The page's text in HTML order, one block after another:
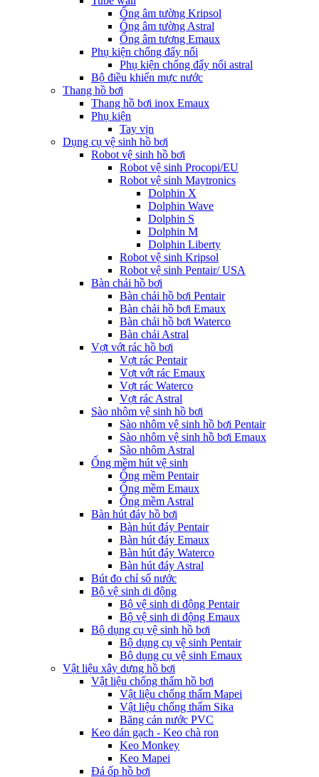
Ống âm tường Kripsol
Ống âm tường Astral
Ống âm tương Emaux
Phụ kiện chống đẩy nổi
Phụ kiện chống đẩy nổi astral
Bộ điều khiển mực nước
Thang hồ bơi
Thang hồ bơi inox Emaux
Phụ kiện
Tay vịn
Dụng cụ vệ sinh hồ bơi
Robot vệ sinh hồ bơi
Robot vệ sinh Procopi/EU
Robot vệ sinh Maytronics
Dolphin X
Dolphin Wave
Dolphin S
Dolphin M
Dolphin Liberty
Robot vệ sinh Kripsol
Robot vệ sinh Pentair/ USA
Bàn chải hồ bơi
Bàn chải hồ bơi Pentair
Bàn chải hồ bơi Emaux
Bàn chải hồ bơi Waterco
Bàn chải Astral
Vợt vớt rác hồ bơi
Vợt rác Pentair
Vợt vớt rác Emaux
Vợt rác Waterco
Vợt rác Astral
Sào nhôm vệ sinh hồ bơi
Sào nhôm vệ sinh hồ bơi Pentair
Sào nhôm vệ sinh hồ bơi Emaux
Sào nhôm Astral
Ống mềm hút vệ sinh
Ống mềm Pentair
Ống mềm Emaux
Ống mềm Astral
Bàn hút đáy hồ bơi
Bàn hút đáy Pentair
Bàn hút đáy Emaux
Bàn hút đáy Waterco
Bàn hút đáy Astral
Bút đo chỉ số nước
Bộ vệ sinh di động
Bộ vệ sinh di động Pentair
Bộ vệ sinh di động Emaux
Bộ dụng cụ vệ sinh hồ bơi
Bộ dụng cụ vệ sinh Pentair
Bộ dụng cụ vệ sinh Emaux
Vật liệu xây dựng hồ bơi
Vật liệu chống thấm hồ bơi
Vật liệu chống thấm Mapei
Vật liệu chống thấm Sika
Băng cản nước PVC
Keo dán gạch - Keo chà ron
Keo Monkey
Keo Mapei
Đá ốp hồ bơi